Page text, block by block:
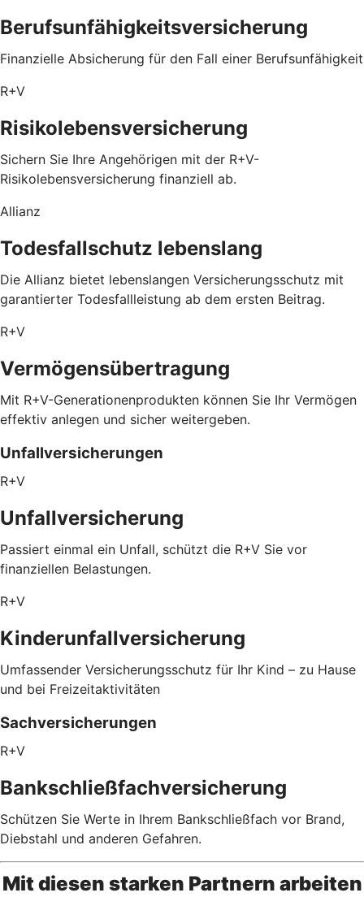
Berufsunfähigkeitsversicherung
Finanzielle Absicherung für den Fall einer Berufsunfähigkeit
R+V
Risikolebensversicherung
Sichern Sie Ihre Angehörigen mit der R+V-
Risikolebensversicherung finanziell ab.
Allianz
Todesfallschutz lebenslang
Die Allianz bietet lebenslangen Versicherungsschutz mit
garantierter Todesfallleistung ab dem ersten Beitrag.
R+V
Vermögensübertragung
Mit R+V-Generationenprodukten können Sie Ihr Vermögen
effektiv anlegen und sicher weitergeben.
Unfallversicherungen
R+V
Unfallversicherung
Passiert einmal ein Unfall, schützt die R+V Sie vor
finanziellen Belastungen.
R+V
Kinderunfallversicherung
Umfassender Versicherungsschutz für Ihr Kind – zu Hause
und bei Freizeitaktivitäten
Sachversicherungen
R+V
Bankschließfachversicherung
Schützen Sie Werte in Ihrem Bankschließfach vor Brand,
Diebstahl und anderen Gefahren.
Mit diesen starken Partnern arbeiten